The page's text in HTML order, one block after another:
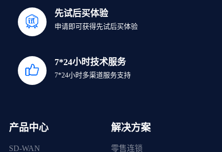
先试后买体验
申请即可获得先试后买体验
7*24小时技术服务
7*24小时多渠道服务支持
产品中心
SD-WAN
解决方案
零售连锁